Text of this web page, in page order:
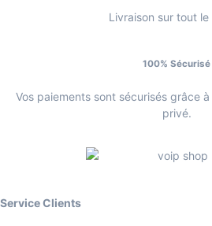
Livraison sur tout le
100% Sécurisé
Vos paiements sont sécurisés grâce
privé.
Service Clients